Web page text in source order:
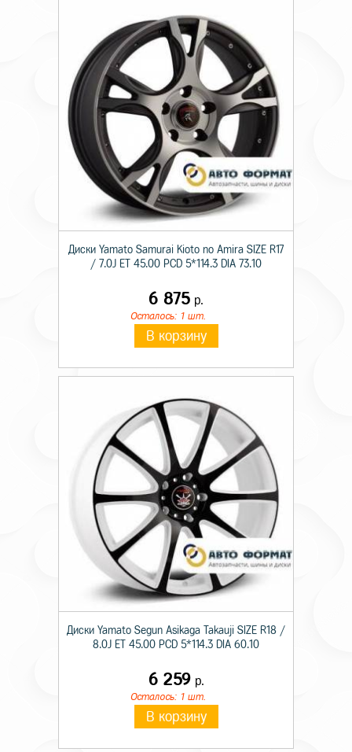
Диски Yamato Samurai Kioto no Amira SIZE R17
/ 7.0J ET 45.00 PCD 5*114.3 DIA 73.10
6 875 р.
Осталось: 1 шт.
В корзину
Диски Yamato Segun Asikaga Takauji SIZE R18 /
8.0J ET 45.00 PCD 5*114.3 DIA 60.10
6 259р.
Осталось: 1 шт.
В корзину